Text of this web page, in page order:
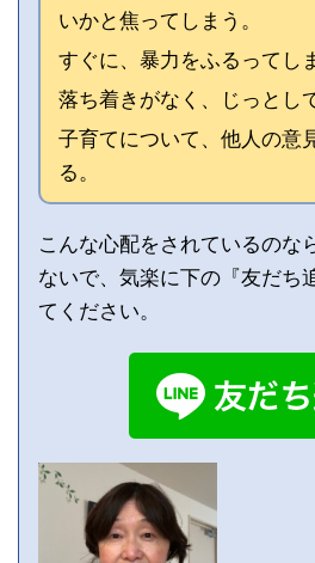
いかと焦ってしまう。
すぐに、暴力をふるってし
落ち着きがなく、じっとし
子育てについて、他人の意
る。
こんな心配をされているのな
ないで、気楽に下の『友だち
てください。